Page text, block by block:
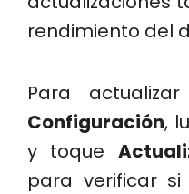
rendimiento del
Para
Configuración,
y toque
para verificar si